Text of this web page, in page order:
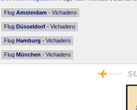
Flug Amsterdam - Vichadero
Flug Düsseldorf - Vichadero
Flug Hamburg - Vichadero
Flug München - Vichadero